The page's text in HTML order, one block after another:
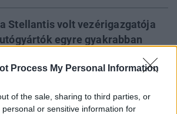
Process My Personal Information
of the sale, sharing to third parties, or
or sensitive information for
Stellantis volt vezérigazgatója
egyre gyakrabban
üzemeket, ami felgyorsíthatja